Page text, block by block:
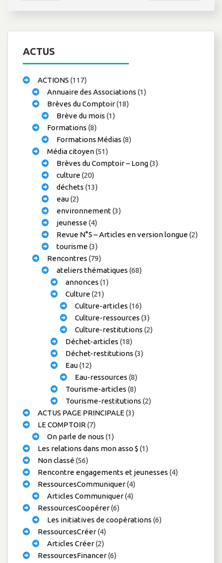
ACTUS
ACTIONS (117)
Annuaire des Associations (1)
Brèves du Comptoir(18)
Brève du mois (1)
Formations (8)
Formations Médias (8)
Média citoyen(51)
Brèves du Comptoir – Long(3)
culture(20)
déchets (13)
eau(2)
environnement(3)
jeunesse(4)
Revue N°5 – Articles en version longue(2)
tourisme(3)
Rencontres (79)
ateliers thématiques (68)
annonces (1)
Culture(21)
Culture-articles (16)
Culture-ressources (3)
Culture-restitutions (2)
Déchet-articles (18)
Déchet-restitutions (3)
Eau(12)
Eau-ressources (8)
Tourisme-articles (8)
Tourisme-restitutions (2)
ACTUS PAGE PRINCIPALE(3)
LE COMPTOIR (7)
On parle de nous (1)
Les relations dans mon asso $ (1)
Non classé(56)
Rencontre engagements et jeunesses (4)
RessourcesCommuniquer(4)
Articles Communiquer(4)
RessourcesCoopérer(6)
Les initiatives de coopérations (6)
RessourcesCréer(4)
Articles Créer(2)
RessourcesFinancer(6)